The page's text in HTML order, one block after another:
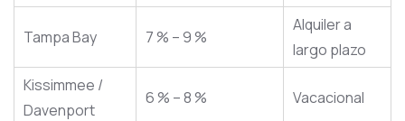
Tampa Bay 7 % – 9 %
Alquiler a
largo plazo
Kissimmee /
Davenport
6 % – 8 % Vacacional